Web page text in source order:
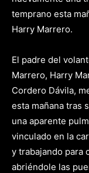
temprano esta
Harry Marrero.
El padre del
Marrero, Harry
Cordero Dávila,
esta mañana tras
una aparente
vinculado en la
y trabajando para
abriéndole las